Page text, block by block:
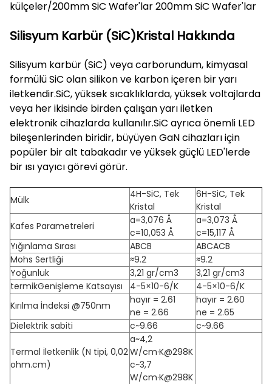
külçeler/200mm SiC Wafer'lar 200mm SiC Wafer'lar
Silisyum Karbür (SiC)Kristal Hakkında
Silisyum karbür (SiC) veya carborundum, kimyasal
formülü SiC olan silikon ve karbon içeren bir yarı
iletkendir.SiC, yüksek sıcaklıklarda, yüksek voltajlarda
veya her ikisinde birden çalışan yarı iletken
elektronik cihazlarda kullanılır.SiC ayrıca önemli LED
bileşenlerinden biridir, büyüyen GaN cihazları için
popüler bir alt tabakadır ve yüksek güçlü LED'lerde
bir ısı yayıcı görevi görür.
Mülk
4H-SiC, Tek
Kristal
6H-SiC, Tek
Kristal
Kafes Parametreleri
a=3,076 Å
c=10,053 Å
a=3,073 Å
c=15,117 Å
Yığınlama Sırası
ABCB
ABCACB
Mohs Sertliği
≈9.2
≈9.2
Yoğunluk
3,21 gr/cm3
3,21 gr/cm3
termikGenişleme Katsayısı
4-5×10-6/K
4-5×10-6/K
Kırılma İndeksi @750nm
hayır = 2.61
ne = 2.66
hayır = 2.60
ne = 2.65
Dielektrik sabiti
c~9.66 c~9.66
Termal İletkenlik (N tipi, 0,02
ohm.cm)
a~4,2
W/cm·K@298K
c~3,7
W/cm·K@298K